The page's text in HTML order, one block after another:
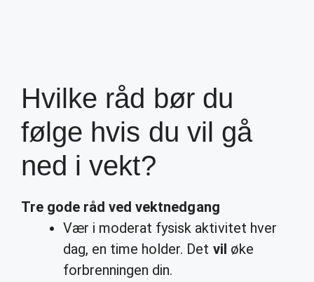
Hvilke råd bør du
følge hvis du vil gå
ned i vekt?
Tre gode råd ved vektnedgang
Vær i moderat fysisk aktivitet hver
dag, en time holder. Det vil øke
forbrenningen din.